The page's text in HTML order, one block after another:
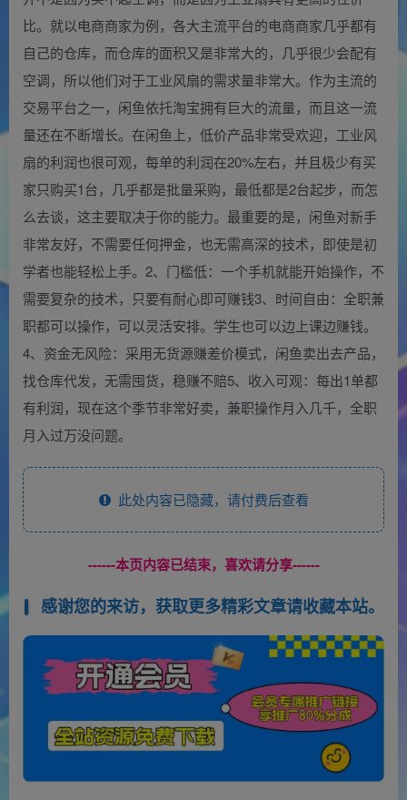
比。就以电商商家为例，各大主流平台的电商商家几乎都有
自己的仓库，而仓库的面积又是非常大的，几乎很少会配有
空调，所以他们对于工业风扇的需求量非常大。作为主流的
交易平台之一，闲鱼依托淘宝拥有巨大的流量，而且这一流
量还在不断增长。在闲鱼上，低价产品非常受欢迎，工业风
扇的利润也很可观，每单的利润在20%左右，并且极少有买
家只购买1台，几乎都是批量采购，最低都是2台起步，而怎
么去谈，这主要取决于你的能力。最重要的是，闲鱼对新手
非常友好，不需要任何押金，也无需高深的技术，即使是初
学者也能轻松上手。2、门槛低：一个手机就能开始操作，不
需要复杂的技术，只要有耐心即可赚钱3、时间自由：全职兼
职都可以操作，可以灵活安排。学生也可以边上课边赚钱。
4、资金无风险：采用无货源赚差价模式，闲鱼卖出去产品，
找仓库代发，无需囤货，稳赚不赔5、收入可观：每出1单都
有利润，现在这个季节非常好卖，兼职操作月入几千，全职
月入过万没问题。
此处内容已隐藏，请付费后查看
------本页内容已结束，喜欢请分享------
感谢您的来访，获取更多精彩文章请收藏本站。